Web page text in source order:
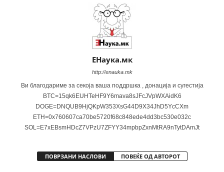
ЕНаука.мк
http://enauka.mk
Ви благодариме за секоја ваша поддршка , донација и сугестија
BTC=15qk6EUHTeHF9Y6mava8sJFcJVpWXAidK6
DOGE=DNQUB9HjQKpW353XsG44D9X34JhD5YcCXm
ETH=0x760607ca70be5720f68c848ede4dd3bc530e032c
SOL=E7xEBsmHDcZ7VPzU7ZFYY34mpbpZxnMtRA9nTytDAmJt
ПОВРЗАНИ НАСЛОВИ ПОВЕЌЕ ОД АВТОРОТ